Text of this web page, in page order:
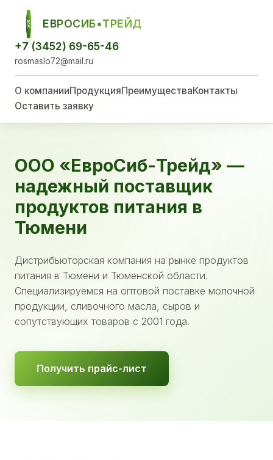
ЕСТ
ЕВРОСИБ•ТРЕЙД
+7 (3452) 69-65-46
rosmaslo72@mail.ru
О компанииПродукцияПреимуществаКонтакты
Оставить заявку
ООО «ЕвроСиб-Трейд» —
надежный поставщик
продуктов питания в
Тюмени
Дистрибьюторская компания на рынке продуктов
питания в Тюмени и Тюменской области.
Специализируемся на оптовой поставке молочной
продукции, сливочного масла, сыров и
сопутствующих товаров с 2001 года.
Получить прайс-лист